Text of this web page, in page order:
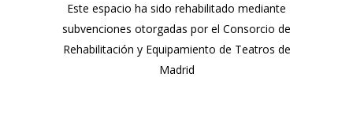
Este espacio ha sido rehabilitado mediante
subvenciones otorgadas por el Consorcio de
Rehabilitación y Equipamiento de Teatros de
Madrid